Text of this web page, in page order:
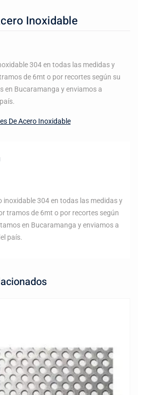
Inoxidable
304 en todas las medidas y
de 6mt o por recortes según su
en Bucaramanga y enviamos a
De Acero Inoxidable
inoxidable 304 en todas las medidas y
tramos de 6mt o por recortes según
en Bucaramanga y enviamos a
país.